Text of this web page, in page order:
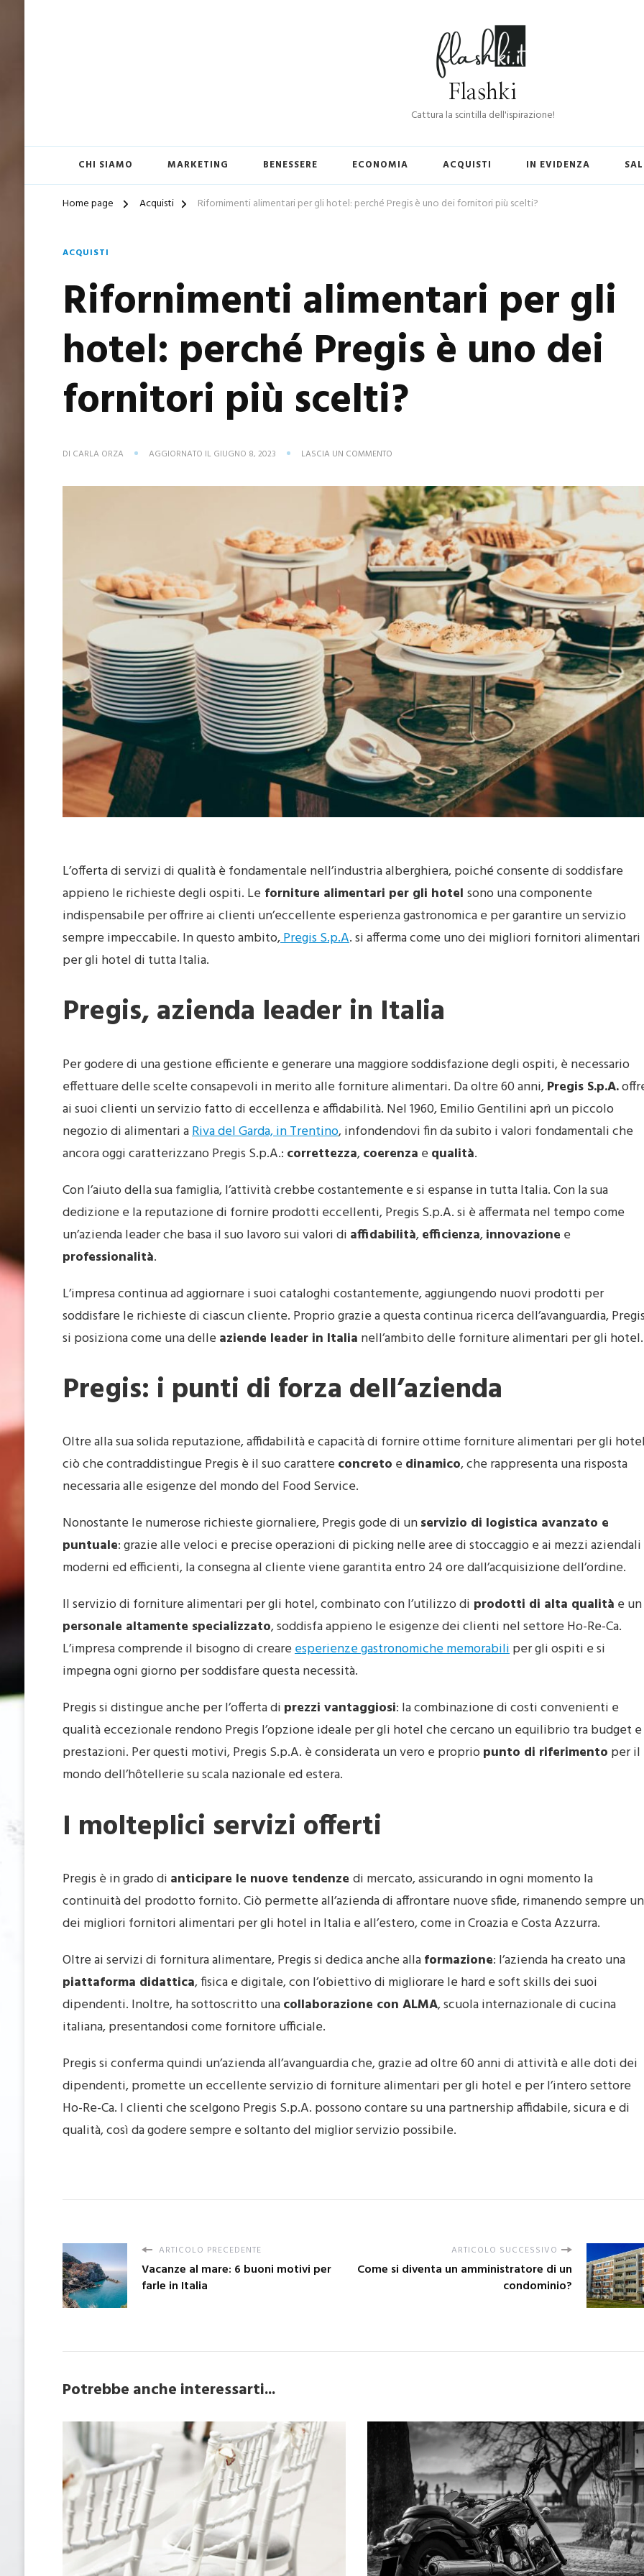
Flashki
Cattura la scintilla dell'ispirazione!
CHI SIAMO MARKETING BENESSERE ECONOMIA ACQUISTI IN EVIDENZA
Home page Acquisti Rifornimenti alimentari per gli hotel: perché Pregis è uno dei fornitori più scelti?
ACQUISTI
Rifornimenti alimentari per gli
hotel: perché Pregis è uno dei
fornitori più scelti?
DI CARLA ORZA AGGIORNATO IL GIUGNO 8, 2023 LASCIA UN COMMENTOSU
PER
GLI
HOTEL:
PERCHÉ
PREGIS
È
UNO
DEI
FORNITORI
PIÙ
SCELTI?
L’offerta di servizi di qualità è fondamentale nell’industria alberghiera, poiché consente di soddisfare
appieno le richieste degli ospiti. Le forniture alimentari per gli hotel sono una componente
indispensabile per offrire ai clienti un’eccellente esperienza gastronomica e per garantire un servizio
sempre impeccabile. In questo ambito,Pregis S.p.A. si afferma come uno dei migliori fornitori alimentari
per gli hotel di tutta Italia.
Pregis, azienda leader in Italia
Per godere di una gestione efficiente e generare una maggiore soddisfazione degli ospiti, è necessario
effettuare delle scelte consapevoli in merito alle forniture alimentari. Da oltre 60 anni,Pregis S.p.A.
ai suoi clienti un servizio fatto di eccellenza e affidabilità. Nel 1960, Emilio Gentilini aprì un piccolo
negozio di alimentari aRiva del Garda, in Trentino, infondendovi fin da subito i valori fondamentali che
ancora oggi caratterizzano Pregis S.p.A.: correttezza,coerenza e qualità.
Con l’aiuto della sua famiglia, l’attività crebbe costantemente e si espanse in tutta Italia. Con la sua
dedizione e la reputazione di fornire prodotti eccellenti, Pregis S.p.A. si è affermata nel tempo come
un’azienda leader che basa il suo lavoro sui valori di affidabilità,efficienza,innovazione e
professionalità.
L’impresa continua ad aggiornare i suoi cataloghi costantemente, aggiungendo nuovi prodotti per
soddisfare le richieste di ciascun cliente. Proprio grazie a questa continua ricerca dell’avanguardia,
si posiziona come una delle aziende leader in Italia nell’ambito delle forniture alimentari per gli hotel.
Pregis: i punti di forza dell’azienda
Oltre alla sua solida reputazione, affidabilità e capacità di fornire ottime forniture alimentari per gli
ciò che contraddistingue Pregis è il suo carattere concreto e dinamico, che rappresenta una risposta
necessaria alle esigenze del mondo del Food Service.
Nonostante le numerose richieste giornaliere, Pregis gode di unservizio di logistica avanzato e
puntuale: grazie alle veloci e precise operazioni di picking nelle aree di stoccaggio e ai mezzi aziendali
moderni ed efficienti, la consegna al cliente viene garantita entro 24 ore dall’acquisizione dell’ordine.
Il servizio di forniture alimentari per gli hotel, combinato con l’utilizzo di prodotti di alta qualità e un
personale altamente specializzato, soddisfa appieno le esigenze dei clienti nel settore Ho-Re-Ca.
L’impresa comprende il bisogno di creareesperienze gastronomiche memorabiliper gli ospiti e si
impegna ogni giorno per soddisfare questa necessità.
Pregis si distingue anche per l’offerta di prezzi vantaggiosi: la combinazione di costi convenienti e
qualità eccezionale rendono Pregis l’opzione ideale per gli hotel che cercano un equilibrio tra budget e
prestazioni. Per questi motivi, Pregis S.p.A. è considerata un vero e propriopunto di riferimento per il
mondo dell’hôtellerie su scala nazionale ed estera.
I molteplici servizi offerti
Pregis è in grado di anticipare le nuove tendenze di mercato, assicurando in ogni momento la
continuità del prodotto fornito. Ciò permette all’azienda di affrontare nuove sfide, rimanendo sempre
dei migliori fornitori alimentari per gli hotel in Italia e all’estero, come in Croazia e Costa Azzurra.
Oltre ai servizi di fornitura alimentare, Pregis si dedica anche allaformazione: l’azienda ha creato una
piattaforma didattica, fisica e digitale, con l’obiettivo di migliorare le hard e soft skills dei suoi
dipendenti. Inoltre, ha sottoscritto unacollaborazione con ALMA, scuola internazionale di cucina
italiana, presentandosi come fornitore ufficiale.
Pregis si conferma quindi un’azienda all’avanguardia che, grazie ad oltre 60 anni di attività e alle doti dei
dipendenti, promette un eccellente servizio di forniture alimentari per gli hotel e per l’intero settore
Ho-Re-Ca. I clienti che scelgono Pregis S.p.A. possono contare su una partnership affidabile, sicura e di
qualità, così da godere sempre e soltanto del miglior servizio possibile.
ARTICOLO PRECEDENTE
Vacanze al mare: 6 buoni motivi per
farle in Italia
ARTICOLO SUCCESSIVO
Come si diventa un amministratore di un
condominio?
Potrebbe anche interessarti...